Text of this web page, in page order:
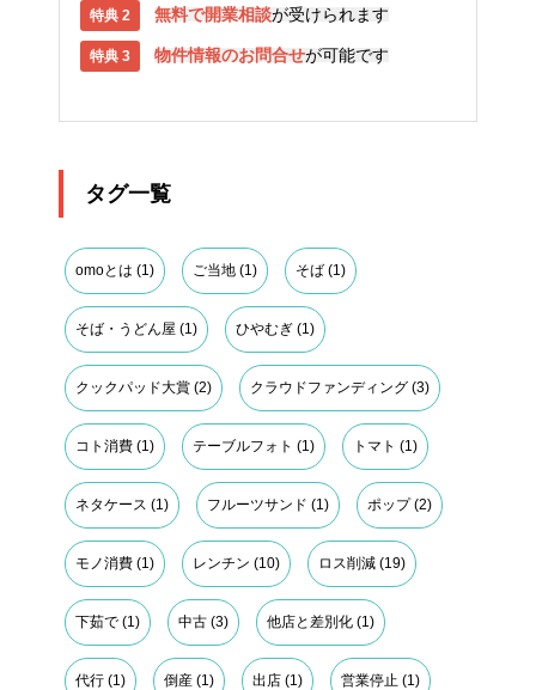
無料で開業相談が受けられます
物件情報のお問合せが可能です
タグ一覧
omoとは (1) ご当地 (1) そば (1)
そば・うどん屋 (1) ひやむぎ (1)
クックパッド大賞 (2) クラウドファンディング (3)
コト消費 (1) テーブルフォト (1) トマト (1)
ネタケース (1) フルーツサンド (1) ポップ(2)
モノ消費 (1) レンチン (10) ロス削減 (19)
下茹で (1) 中古 (3) 他店と差別化 (1)
代行 (1) 倒産 (1) 出店 (1) 営業停止 (1)